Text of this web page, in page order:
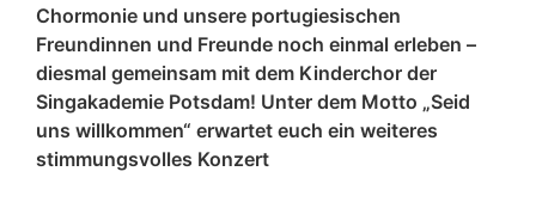
Chormonie und unsere portugiesischen
Freundinnen und Freunde noch einmal erleben –
diesmal gemeinsam mit dem Kinderchor der
Singakademie Potsdam! Unter dem Motto „Seid
uns willkommen“ erwartet euch ein weiteres
stimmungsvolles Konzert